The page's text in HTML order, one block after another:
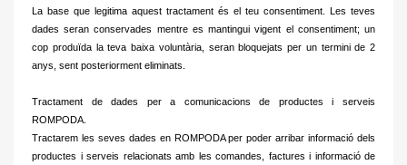
La base que legitima aquest tractament és el teu consentiment.
Les teves
dades seran conservades mentre es mantingui vigent el consentiment; un
cop produïda la teva baixa voluntària, seran bloquejats per un termini de 2
anys, sent posteriorment eliminats.
Tractament de dades per a comunicacions de productes i serveis
ROMPODA.
Tractarem les seves dades en ROMPODA per poder arribar informació dels
productes i serveis relacionats amb les comandes, factures i informació de